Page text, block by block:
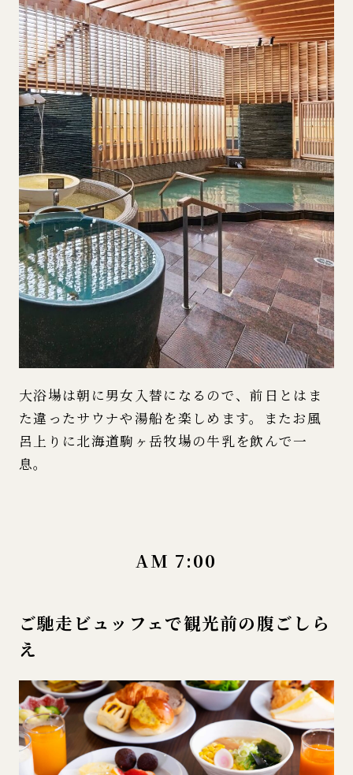
大浴場は朝に男女入替になるので、前日とはま
た違ったサウナや湯船を楽しめます。またお風
呂上りに北海道駒ヶ岳牧場の牛乳を飲んで一
息。
AM 7:00
ご馳走ビュッフェで観光前の腹ごしら
え